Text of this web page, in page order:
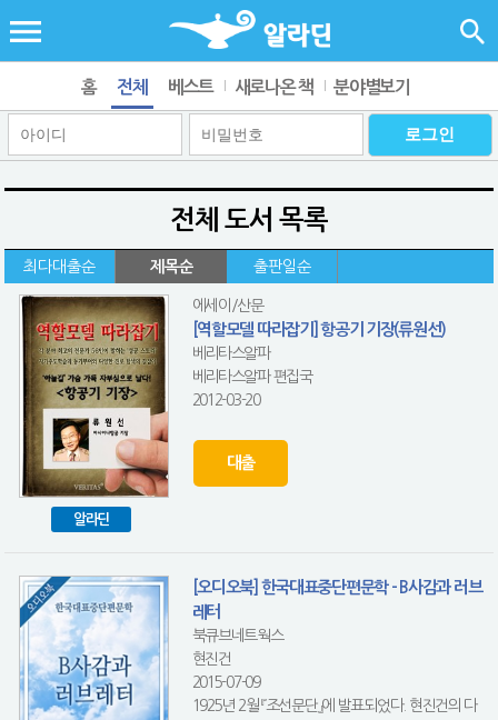
홈 전체 베스트 새로나온 책 분야별보기
전체 도서 목록
최다대출순 제목순 출판일순
알라딘
에세이/산문
[역할모델 따라잡기] 항공기 기장(류원선)
베리타스알파
베리타스알파 편집국
2012-03-20
대출
[오디오북] 한국대표중단편문학 - B사감과 러브
레터
북큐브네트웍스
현진건
2015-07-09
1925년 2월 『조선문단』에 발표되었다. 현진건의 다